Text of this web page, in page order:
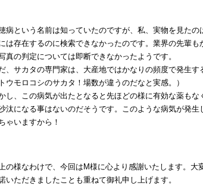
病という名前は知っていたのですが、私、実物を見た
は存在するのに検索できなかったのです。業界の先輩
真の判定については即断できなかったようです。
、サカタの専門家は、大産地ではかなりの頻度で発生
ウモロコシのサカタ！場数が違うのだなと実感。）
し、この病気が出たとなると先ほどの様に有効な薬も
汰になる事はないのだそうです。このような病気が発
ゃいますから！
の様なわけで、今回はM様に心より感謝いたします。
いただきましたことも重ねて御礼申し上げます。